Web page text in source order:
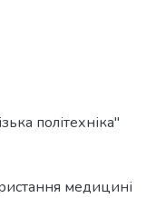
політехніка"
медицині